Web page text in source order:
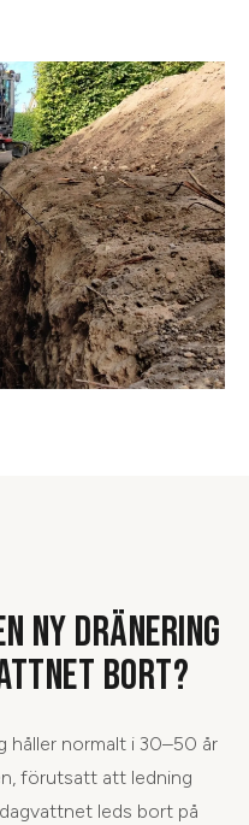
NY DRÄNERING
BORT?
håller normalt i 30–50 år
förutsatt att ledning
leds bort på